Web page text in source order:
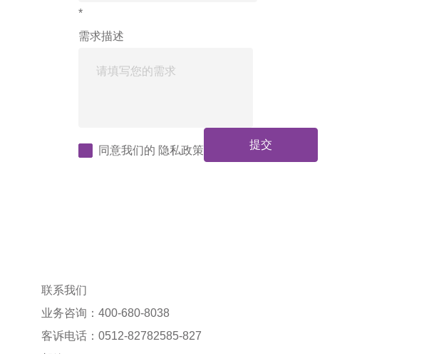
*
需求描述
同意我们的 隐私政策 提交
联系我们
业务咨询：400-680-8038
客诉电话：0512-82782585-827